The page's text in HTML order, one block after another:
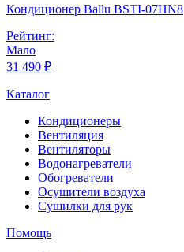
Кондиционер Ballu BSTI-07HN8
Рейтинг:
Мало
31 490 ₽
Каталог
Кондиционеры
Вентиляция
Вентиляторы
Водонагреватели
Обогреватели
Осушители воздуха
Сушилки для рук
Помощь